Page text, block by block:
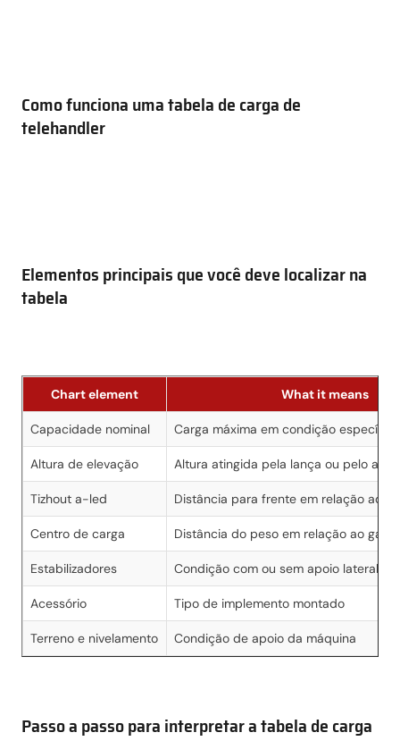
Como funciona uma tabela de carga de
telehandler
Elementos principais que você deve localizar na
tabela
Chart element What it means
Capacidade nominal Carga máxima em condição
Altura de elevação Altura atingida pela lança ou pelo
Tizhout a-led Distância para frente em relação ao
Centro de carga Distância do peso em relação ao
Estabilizadores Condição com ou sem apoio lateral
Acessório Tipo de implemento montado
Terreno e nivelamento Condição de apoio da máquina
Passo a passo para interpretar a tabela de carga